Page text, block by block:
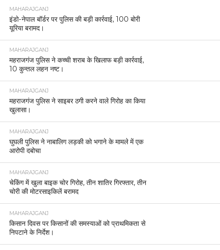
MAHARAJGANJ
इंडो-नेपाल बॉर्डर पर पुलिस की बड़ी कार्रवाई, 100 बोरी
यूरिया बरामद।
MAHARAJGANJ
महराजगंज पुलिस ने कच्ची शराब के खिलाफ बड़ी कार्रवाई,
10 कुन्तल लहन नष्ट।
MAHARAJGANJ
महराजगंज पुलिस ने साइबर ठगी करने वाले गिरोह का किया
खुलासा।
MAHARAJGANJ
घुघली पुलिस ने नाबालिग लड़की को भगाने के मामले में एक
आरोपी दबोचा
MAHARAJGANJ
चेकिंग में खुला बाइक चोर गिरोह, तीन शातिर गिरफ्तार, तीन
चोरी की मोटरसाइकिलें बरामद
MAHARAJGANJ
किसान दिवस पर किसानों की समस्याओं को प्राथमिकता से
निपटाने के निर्देश।